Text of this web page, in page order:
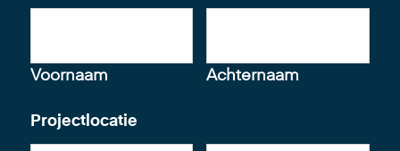
Voornaam Achternaam
Projectlocatie